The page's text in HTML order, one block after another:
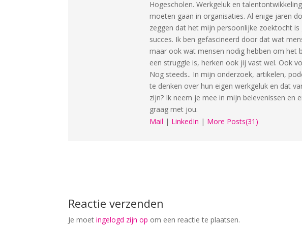
Hogescholen. Werkgeluk en
moeten gaan in organisaties. Al enige jaren
zeggen dat het mijn persoonlijke zoektocht
succes. Ik ben gefascineerd door dat wat
maar ook wat mensen nodig hebben om het
een struggle is, herken ook jij vast wel. Ook
Nog steeds.. In mijn onderzoek, artikelen,
te denken over hun eigen werkgeluk en dat
zijn? Ik neem je mee in mijn belevenissen en
graag met jou.
Mail | LinkedIn | More Posts(31)
Reactie verzenden
Je moetingelogd zijn op om een reactie te plaatsen.